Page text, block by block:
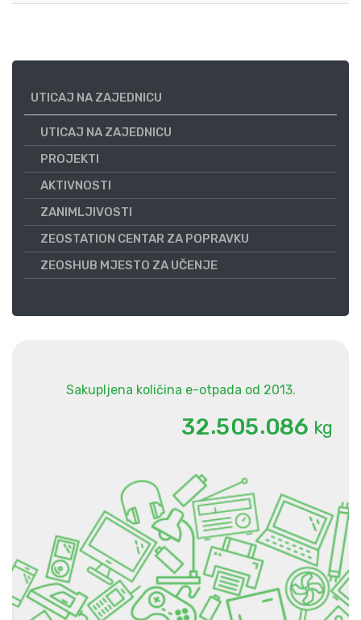
UTICAJ NA ZAJEDNICU
UTICAJ NA ZAJEDNICU
PROJEKTI
AKTIVNOSTI
ZANIMLJIVOSTI
ZEOSTATION CENTAR ZA POPRAVKU
ZEOSHUB MJESTO ZA UČENJE
Sakupljena količina e-otpada od 2013.
32.505.086 kg